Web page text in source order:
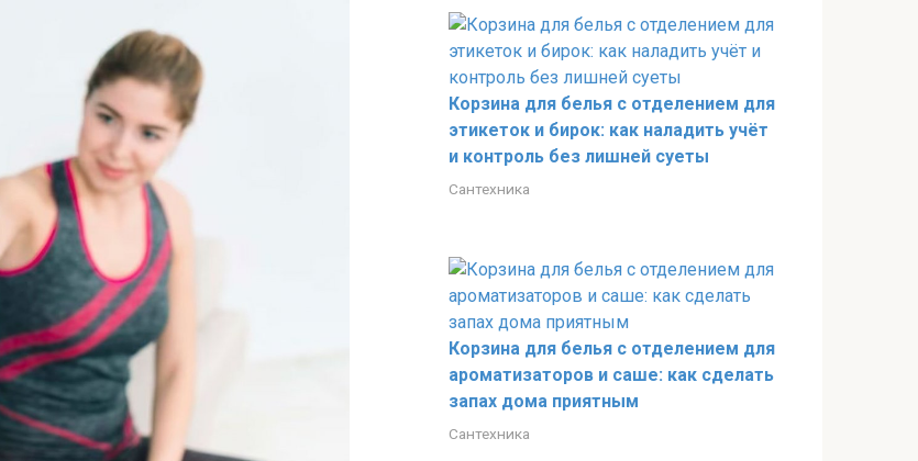
Корзина для белья с отделением для
этикеток и бирок: как наладить учёт
и контроль без лишней суеты
Сантехника
Корзина для белья с отделением для
ароматизаторов и саше: как сделать
запах дома приятным
Сантехника